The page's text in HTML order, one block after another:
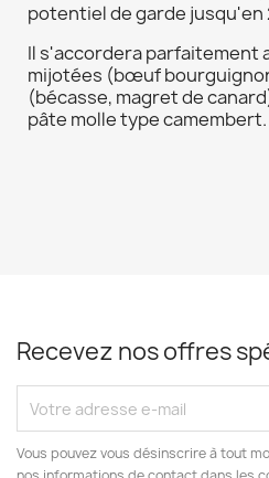
potentiel de garde jusqu'en
Il s'accordera parfaitement
mijotées (bœuf
(bécasse, magret de
pâte molle type camembert.
Recevez nos offres
Vous pouvez vous désinscrire à tout